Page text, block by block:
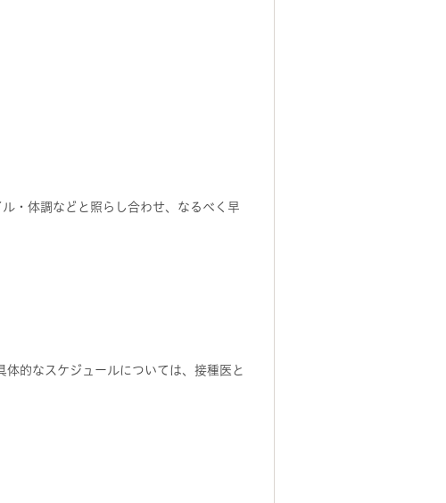
・体調などと照らし合わせ、なるべく早
的なスケジュールについては、接種医と